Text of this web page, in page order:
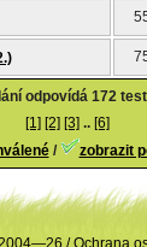
odpovídá 172
[1] [2] [3] .. [6]
/ zobrazit
/Ochrana